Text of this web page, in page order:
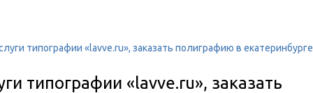
типографии «lavve.ru», заказать полиграфию в екатеринбурге
типографии «lavve.ru», заказать